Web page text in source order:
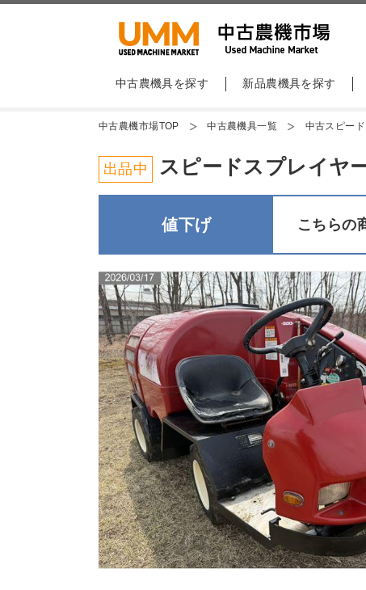
中古農機具を探す 新品農機具を探す
中古農機市場TOP 中古農機具一覧 中古スピー
出品中 スピードスプレイヤ
値下げ こちらの